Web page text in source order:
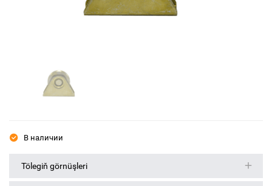
В наличии
Tölegiň görnüşleri